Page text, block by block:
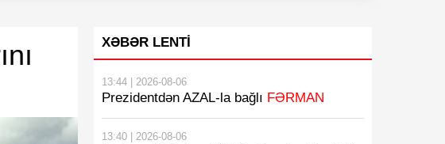
XƏBƏR LENTI
13:44 | 2026-08-06
Prezidentdən AZAL-la bağlı FƏRMAN
13:40 | 2026-08-06